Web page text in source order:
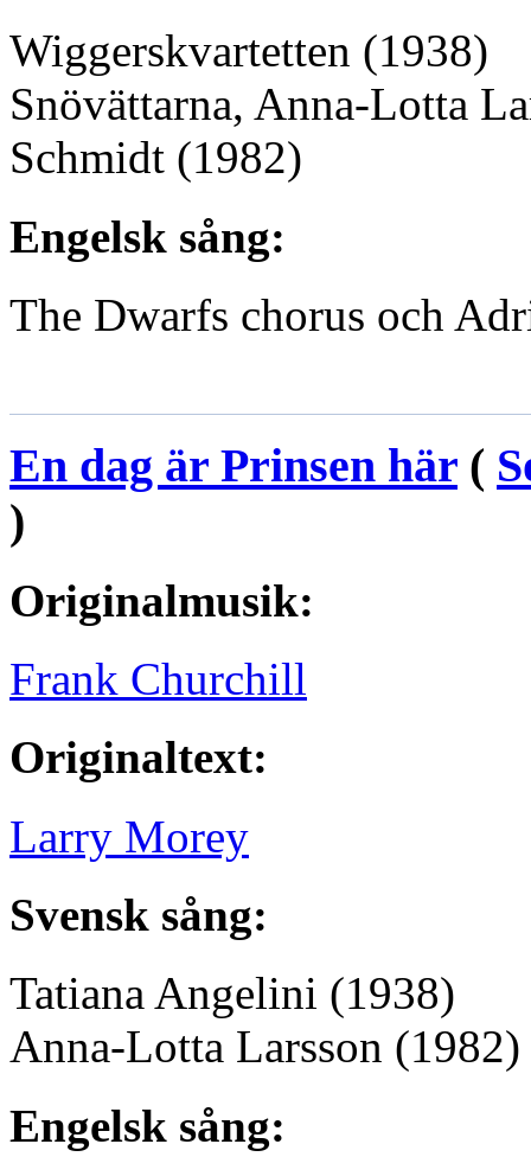
Wiggerskvartetten (1938)
Snövättarna, Anna-Lotta
Schmidt (1982)
Engelsk sång:
The Dwarfs chorus och
En dag är Prinsen här (
)
Originalmusik:
Frank Churchill
Originaltext:
Larry Morey
Svensk sång:
Tatiana Angelini (1938)
Anna-Lotta Larsson (1982)
Engelsk sång: